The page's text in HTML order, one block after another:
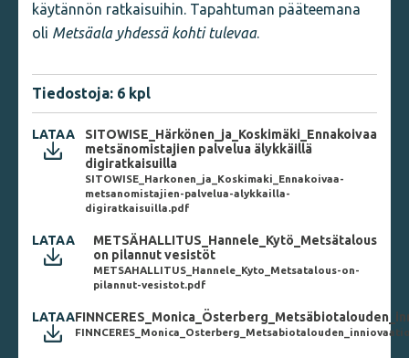
käytännön ratkaisuihin. Tapahtuman pääteemana
oli Metsäala yhdessä kohti tulevaa.
Tiedostoja: 6 kpl
LATAA
SITOWISE_Härkönen_ja_Koskimäki_Ennakoivaa
metsänomistajien palvelua älykkäillä
digiratkaisuilla
SITOWISE_Harkonen_ja_Koskimaki_Ennakoivaa-
metsanomistajien-palvelua-alykkailla-
digiratkaisuilla.pdf
LATAA
METSÄHALLITUS_Hannele_Kytö_Metsätalous
on pilannut vesistöt
METSAHALLITUS_Hannele_Kyto_Metsatalous-on-
pilannut-vesistot.pdf
LATAA